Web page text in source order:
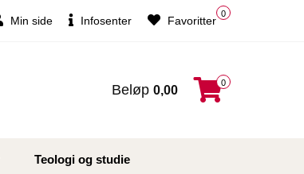
Min side Infosenter
0
Favoritter
Beløp 0,00
0
Teologi og studie